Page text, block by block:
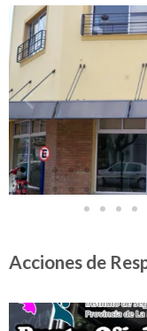
Acciones de